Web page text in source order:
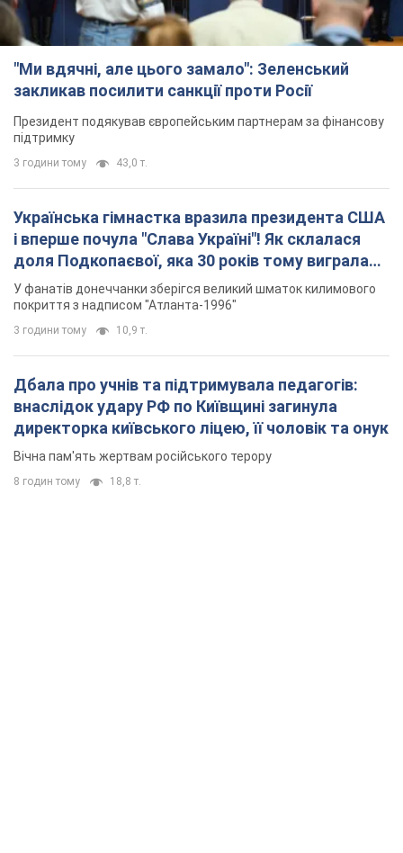
"Ми вдячні, але цього замало": Зеленський
закликав посилити санкції проти Росії
Президент подякував європейським партнерам за фінансову
підтримку
3 години тому 43,0 т.
Українська гімнастка вразила президента США
і вперше почула "Слава Україні"! Як склалася
доля Подкопаєвої, яка 30 років тому виграла
"золото" Олімпіади
У фанатів донеччанки зберігся великий шматок килимового
покриття з надписом "Атланта-1996"
3 години тому 10,9 т.
Дбала про учнів та підтримувала педагогів:
внаслідок удару РФ по Київщині загинула
директорка київського ліцею, її чоловік та онук
Вічна пам'ять жертвам російського терору
8 годин тому 18,8 т.